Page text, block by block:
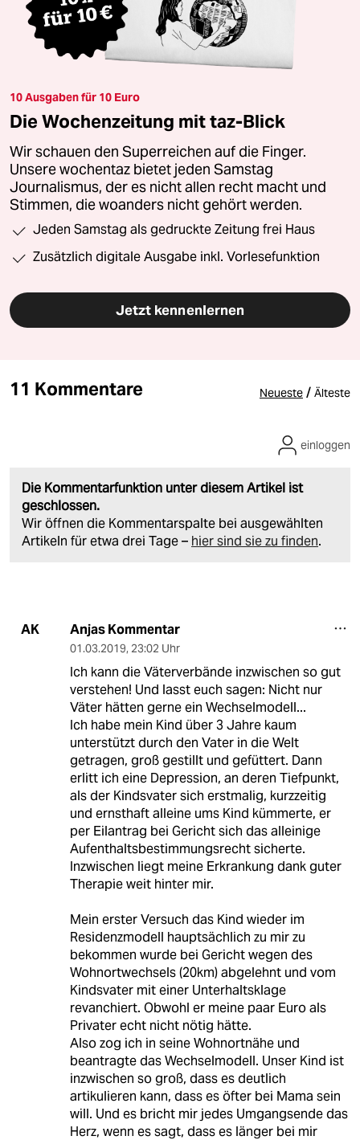
10 Ausgaben für 10 Euro
Die Wochenzeitung mit taz-Blick
Wir schauen den Superreichen auf die Finger.
Unsere wochentaz bietet jeden Samstag
Journalismus, der es nicht allen recht macht und
Stimmen, die woanders nicht gehört werden.
Jeden Samstag als gedruckte Zeitung frei Haus
Zusätzlich digitale Ausgabe inkl. Vorlesefunktion
Jetzt kennenlernen
11 Kommentare Neueste / Älteste
Die Kommentarfunktion unter diesem Artikel ist
geschlossen.
Wir öffnen die Kommentarspalte bei ausgewählten
Artikeln für etwa drei Tage – hier sind sie zu finden.
einloggen
AK Anjas Kommentar
01.03.2019, 23:02 Uhr
Ich kann die Väterverbände inzwischen so gut
verstehen! Und lasst euch sagen: Nicht nur
Väter hätten gerne ein Wechselmodell...
Ich habe mein Kind über 3 Jahre kaum
unterstützt durch den Vater in die Welt
getragen, groß gestillt und gefüttert. Dann
erlitt ich eine Depression, an deren Tiefpunkt,
als der Kindsvater sich erstmalig, kurzzeitig
und ernsthaft alleine ums Kind kümmerte, er
per Eilantrag bei Gericht sich das alleinige
Aufenthaltsbestimmungsrecht sicherte.
Inzwischen liegt meine Erkrankung dank guter
Therapie weit hinter mir.
Mein erster Versuch das Kind wieder im
Residenzmodell hauptsächlich zu mir zu
bekommen wurde bei Gericht wegen des
Wohnortwechsels (20km) abgelehnt und vom
Kindsvater mit einer Unterhaltsklage
revanchiert. Obwohl er meine paar Euro als
Privater echt nicht nötig hätte.
Also zog ich in seine Wohnortnähe und
beantragte das Wechselmodell. Unser Kind ist
inzwischen so groß, dass es deutlich
artikulieren kann, dass es öfter bei Mama sein
will. Und es bricht mir jedes Umgangsende das
Herz, wenn es sagt, dass es länger bei mir